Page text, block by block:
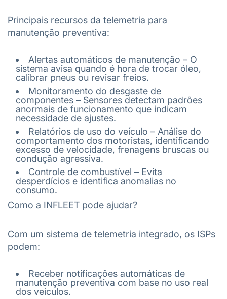
Principais recursos da telemetria para
manutenção preventiva:
Alertas automáticos de manutenção – O
sistema avisa quando é hora de trocar óleo,
calibrar pneus ou revisar freios.
Monitoramento do desgaste de
componentes – Sensores detectam padrões
anormais de funcionamento que indicam
necessidade de ajustes.
Relatórios de uso do veículo – Análise do
comportamento dos motoristas, identificando
excesso de velocidade, frenagens bruscas ou
condução agressiva.
Controle de combustível – Evita
desperdícios e identifica anomalias no
consumo.
Como a INFLEET pode ajudar?
Com um sistema de telemetria integrado, os ISPs
podem:
Receber notificações automáticas de
manutenção preventiva com base no uso real
dos veículos.